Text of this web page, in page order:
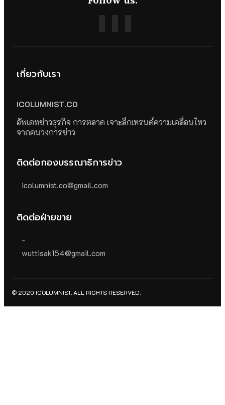
เกี่ยวกับเรา
ICOLUMNIST.CO
อัพเดทข่าวธุรกิจ การตลาด เจาะลึกเทรนด์ความเคลื่อนไหว
จากคนวงการข่าว
ติดต่อกองบรรณาธิการข่าว
icolumnist.co@gmail.com
ติดต่อฝ่ายขาย
-
wuttisak154@gmail.com
© 2020 ICOLUMNIST. ALL RIGHTS RESERVED.